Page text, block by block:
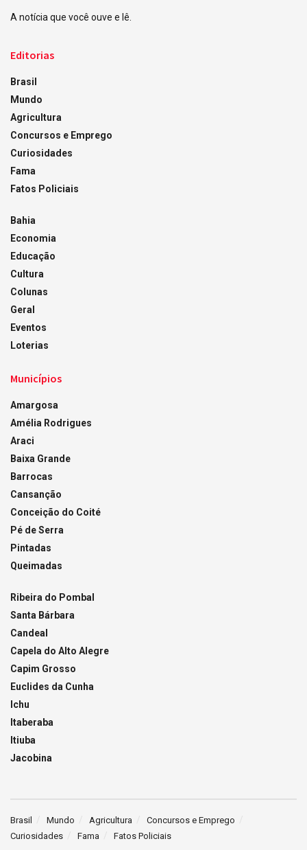
A notícia que você ouve e lê.
Editorias
Brasil
Mundo
Agricultura
Concursos e Emprego
Curiosidades
Fama
Fatos Policiais
Bahia
Economia
Educação
Cultura
Colunas
Geral
Eventos
Loterias
Municípios
Amargosa
Amélia Rodrigues
Araci
Baixa Grande
Barrocas
Cansanção
Conceição do Coité
Pé de Serra
Pintadas
Queimadas
Ribeira do Pombal
Santa Bárbara
Candeal
Capela do Alto Alegre
Capim Grosso
Euclides da Cunha
Ichu
Itaberaba
Itiuba
Jacobina
Brasil Mundo Agricultura
Concursos e Emprego
Curiosidades
Fama Fatos Policiais